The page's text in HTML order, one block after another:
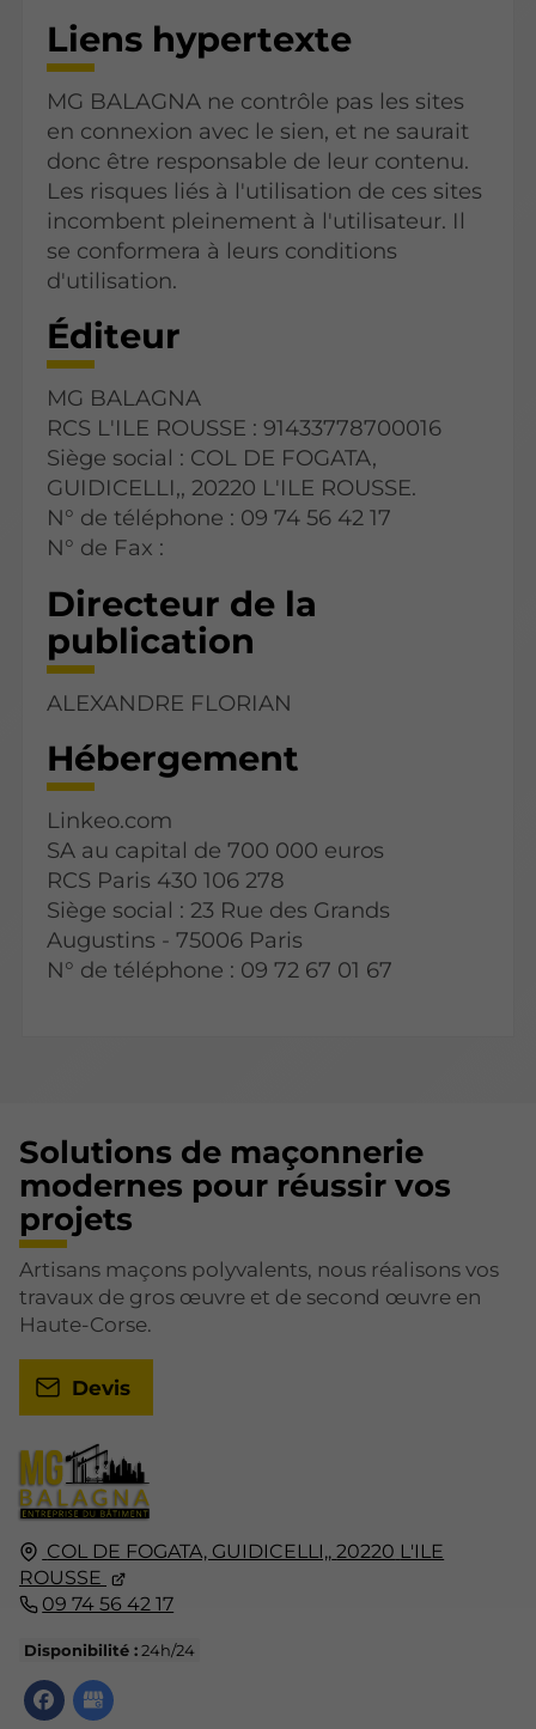
Liens hypertexte
MG BALAGNA ne contrôle pas les sites
en connexion avec le sien, et ne saurait
donc être responsable de leur contenu.
Les risques liés à l'utilisation de ces sites
incombent pleinement à l'utilisateur. Il
se conformera à leurs conditions
d'utilisation.
Éditeur
MG BALAGNA
RCS L'ILE ROUSSE : 91433778700016
Siège social : COL DE FOGATA,
GUIDICELLI,, 20220 L'ILE ROUSSE.
N° de téléphone : 09 74 56 42 17
N° de Fax :
Directeur de la
publication
ALEXANDRE FLORIAN
Hébergement
Linkeo.com
SA au capital de 700 000 euros
RCS Paris 430 106 278
Siège social : 23 Rue des Grands
Augustins - 75006 Paris
N° de téléphone : 09 72 67 01 67
COL DE FOGATA, GUIDICELLI,, 20220 L'ILE
ROUSSE
09 74 56 42 17
Disponibilité :24h/24
Solutions de maçonnerie
modernes pour réussir vos
projets
Artisans maçons polyvalents, nous réalisons vos
travaux de gros œuvre et de second œuvre en
Haute-Corse.
Devis